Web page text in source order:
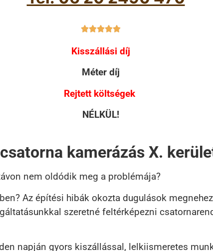

Kisszállási díj
Méter díj
Rejtett költségek
NÉLKÜL!
kamerázás X.
nem oldódik meg a problémája?
Az építési hibák okozta dugulások
szeretné feltérképezni
napján gyors kiszállással, lelkiismeretes